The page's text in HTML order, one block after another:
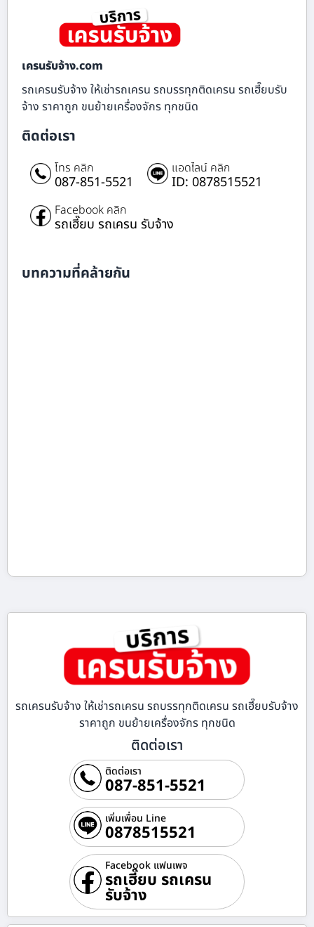
เครนรับจ้าง.com
รถเครนรับจ้าง ให้เช่ารถเครน รถบรรทุกติดเครน รถเฮี๊ยบรับ
จ้าง ราคาถูก ขนย้ายเครื่องจักร ทุกชนิด
ติดต่อเรา
โทร คลิก
087-851-5521
แอดไลน์ คลิก
ID: 0878515521
Facebook คลิก
รถเฮี๊ยบ รถเครน รับจ้าง
บทความที่คล้ายกัน
รถเครนรับจ้าง ให้เช่ารถเครน รถบรรทุกติดเครน รถเฮี๊ยบรับจ้าง
ราคาถูก ขนย้ายเครื่องจักร ทุกชนิด
ติดต่อเรา
ติดต่อเรา
087-851-5521
เพิ่มเพื่อน Line
0878515521
Facebook แฟนเพจ
รถเฮี๊ยบ รถเครน
รับจ้าง